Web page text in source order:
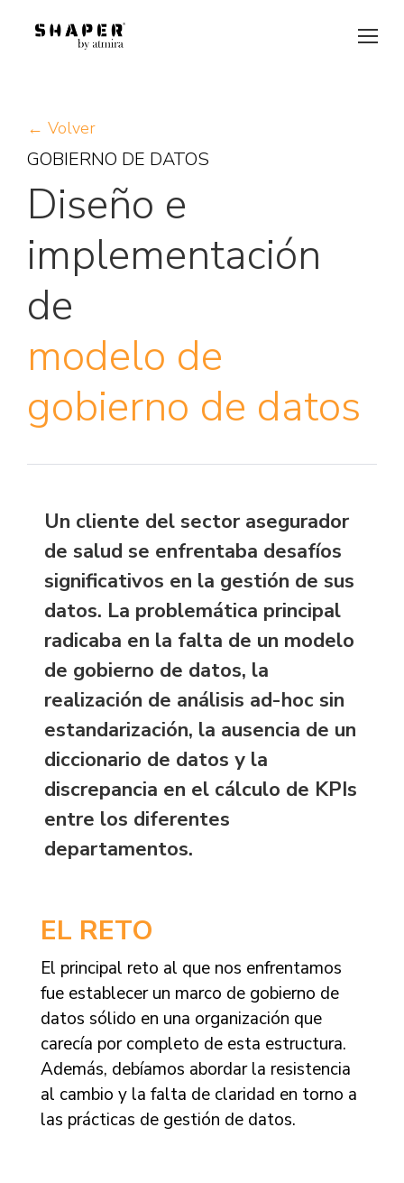
← Volver
GOBIERNO DE DATOS
Diseño e
implementación
de
modelo de
gobierno de datos
Un cliente del sector asegurador
de salud se enfrentaba desafíos
significativos en la gestión de sus
datos. La problemática principal
radicaba en la falta de un modelo
de gobierno de datos, la
realización de análisis ad-hoc sin
estandarización, la ausencia de un
diccionario de datos y la
discrepancia en el cálculo de KPIs
entre los diferentes
departamentos.
EL RETO
El principal reto al que nos enfrentamos
fue establecer un marco de gobierno de
datos sólido en una organización que
carecía por completo de esta estructura.
Además, debíamos abordar la resistencia
al cambio y la falta de claridad en torno a
las prácticas de gestión de datos.